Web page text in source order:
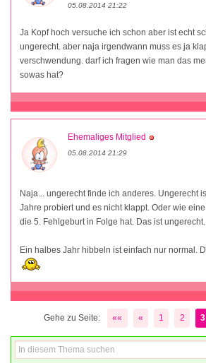
05.08.2014 21:22
Ja Kopf hoch versuche ich schon aber ist echt
ungerecht. aber naja irgendwann muss es ja
verschwendung. darf ich fragen wie man das
sowas hat?
Ehemaliges Mitglied
05.08.2014 21:29
Naja... ungerecht finde ich anderes. Ungerecht
Jahre probiert und es nicht klappt. Oder wie
die 5. Fehlgeburt in Folge hat. Das ist ungerecht.
Ein halbes Jahr hibbeln ist einfach nur normal.
Gehe zu Seite: «« « 1 2 3